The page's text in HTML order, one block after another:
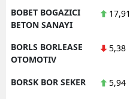
BOBET BOGAZICI
BETON SANAYI
17,91
BORLS BORLEASE
OTOMOTIV
5,38
BORSK BOR SEKER 5,94